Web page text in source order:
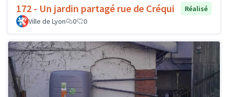
172 - Un jardin partagé rue de Créqui
Réalisé
Ville de Lyon
0 0